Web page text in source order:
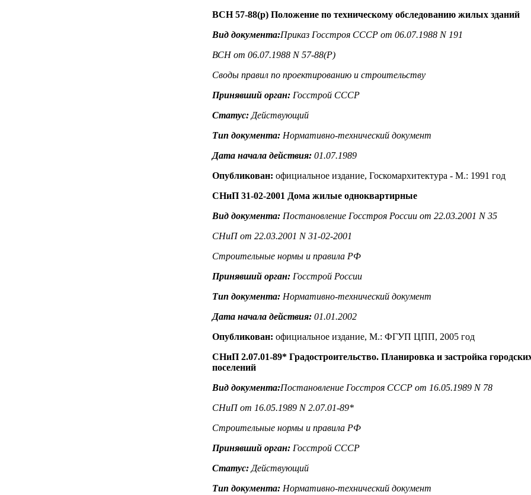
ВСН 57-88(р) Положение по техническому обследованию жилых зданий
Вид документа:Приказ Госстроя СССР от 06.07.1988 N 191
ВСН от 06.07.1988 N 57-88(Р)
Своды правил по проектированию и строительству
Принявший орган: Госстрой СССР
Статус: Действующий
Тип документа: Нормативно-технический документ
Дата начала действия: 01.07.1989
Опубликован: официальное издание, Госкомархитектура - М.: 1991 год
СНиП 31-02-2001 Дома жилые одноквартирные
Вид документа: Постановление Госстроя России от 22.03.2001 N 35
СНиП от 22.03.2001 N 31-02-2001
Строительные нормы и правила РФ
Принявший орган: Госстрой России
Тип документа: Нормативно-технический документ
Дата начала действия: 01.01.2002
Опубликован: официальное издание, М.: ФГУП ЦПП, 2005 год
СНиП 2.07.01-89* Градостроительство. Планировка и застройка
поселений
Вид документа:Постановление Госстроя СССР от 16.05.1989 N 78
СНиП от 16.05.1989 N 2.07.01-89*
Строительные нормы и правила РФ
Принявший орган: Госстрой СССР
Статус: Действующий
Тип документа: Нормативно-технический документ